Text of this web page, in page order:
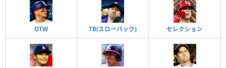
OTW TB(スローバック) セレクション